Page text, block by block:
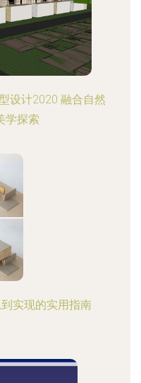
设计2020 融合自然
学探索
实现的实用指南